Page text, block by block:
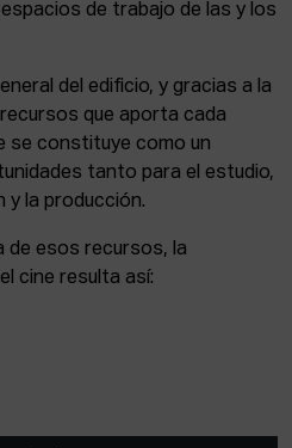
de trabajo de las y los
del edificio, y gracias a la
que aporta cada
se constituye como un
tanto para el estudio,
y la producción.
de esos recursos, la
cine resulta así: